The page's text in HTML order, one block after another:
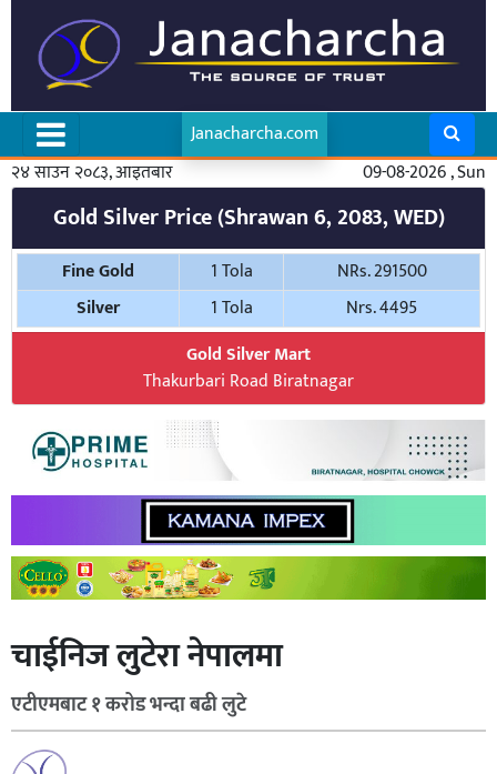
Janacharcha.com
२४ साउन २०८३, आइतबार
09-08-2026 , Sun
Gold Silver Price (Shrawan 6, 2083, WED)
Fine Gold 1 Tola
NRs. 291500
Silver
1 Tola
Nrs. 4495
Gold Silver Mart
Thakurbari Road Biratnagar
चाईनिज लुटेरा नेपालमा
एटीएमबाट १ करोड भन्दा बढी लुटे